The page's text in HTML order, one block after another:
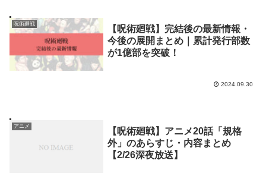
呪術廻戦
【呪術廻戦】完結後の最新情報・
今後の展開まとめ｜累計発行部数
が1億部を突破！
2024.09.30
アニメ
【呪術廻戦】アニメ20話「規格
外」のあらすじ・内容まとめ
【2/26深夜放送】